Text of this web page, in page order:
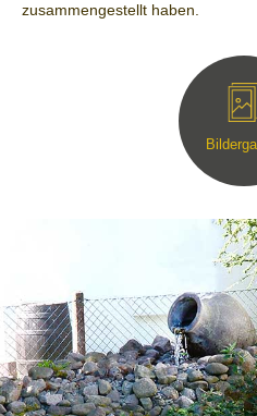
zusammengestellt haben.